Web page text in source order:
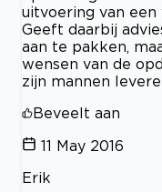
uitvoering van
Geeft daarbij
aan te pakken,
wensen van de
zijn mannen
Beveelt aan
11 May 2016
Erik